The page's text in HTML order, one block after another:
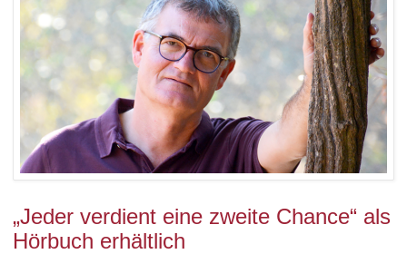
„Jeder verdient eine zweite Chance“ als
Hörbuch erhältlich